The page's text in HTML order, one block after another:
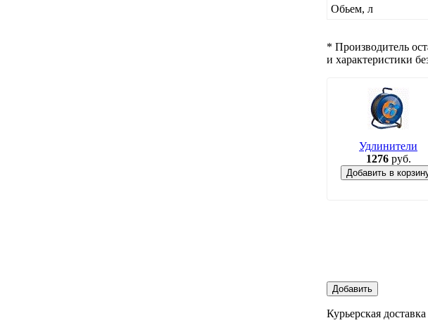
Обьем, л
* Производитель
и характеристики
Удлинители
1276руб.
Добавить в
Добавить
Курьерская